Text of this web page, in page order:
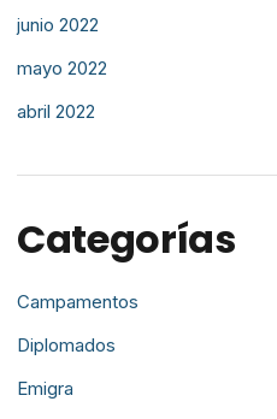
junio 2022
mayo 2022
abril 2022
Categorías
Campamentos
Diplomados
Emigra